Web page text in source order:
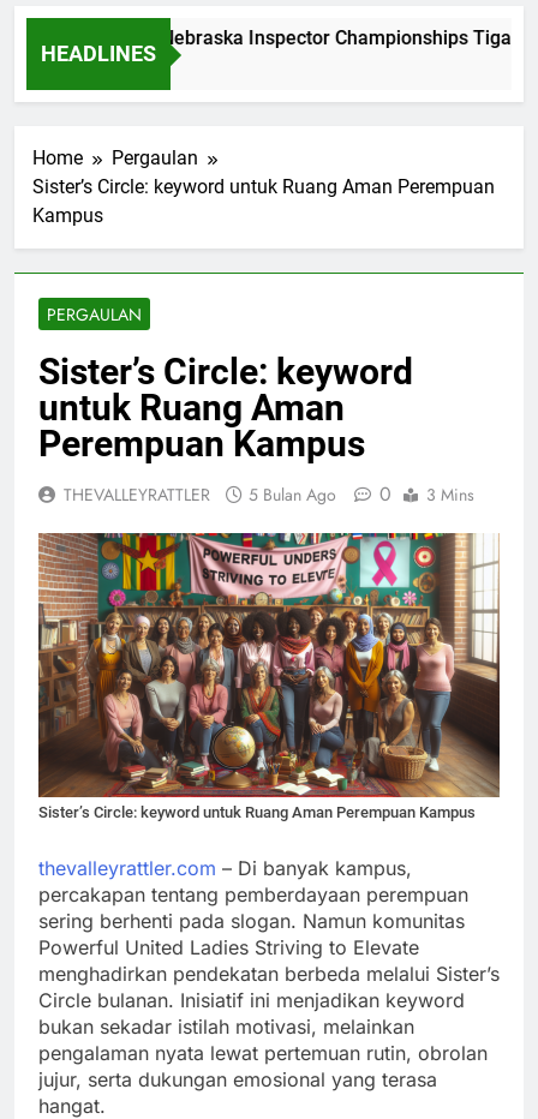
HEADLINES
Dominasi Nebraska Inspector Championships Tiga
2 Bulan Ago
Home
Pergaulan
Sister’s Circle: keyword untuk Ruang Aman Perempuan
Kampus
PERGAULAN
Sister’s Circle: keyword
untuk Ruang Aman
Perempuan Kampus
THEVALLEYRATTLER 5 Bulan Ago 0 3 Mins
Sister’s Circle: keyword untuk Ruang Aman Perempuan Kampus
thevalleyrattler.com – Di banyak kampus,
percakapan tentang pemberdayaan perempuan
sering berhenti pada slogan. Namun komunitas
Powerful United Ladies Striving to Elevate
menghadirkan pendekatan berbeda melalui Sister’s
Circle bulanan. Inisiatif ini menjadikan keyword
bukan sekadar istilah motivasi, melainkan
pengalaman nyata lewat pertemuan rutin, obrolan
jujur, serta dukungan emosional yang terasa
hangat.